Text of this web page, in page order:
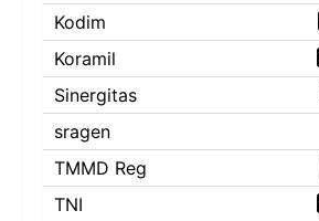
Kodim
Koramil
Sinergitas
sragen
TMMD Reg
TNI